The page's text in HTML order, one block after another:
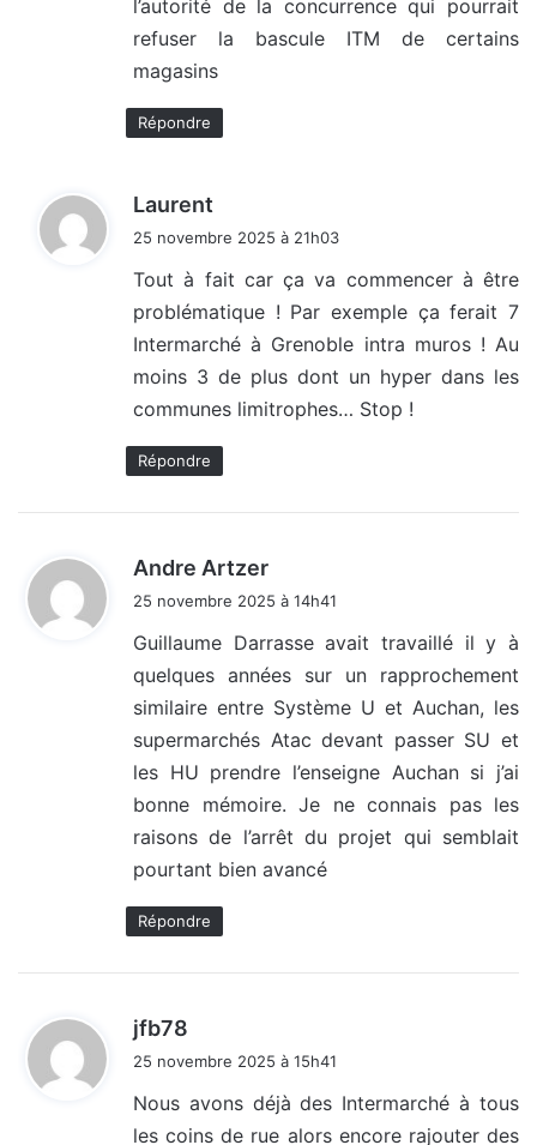
l’autorité de la concurrence qui pourrait
refuser la bascule ITM de certains
magasins
Répondre
Laurent
:
25 novembre 2025 à 21h03
Tout à fait car ça va commencer à être
problématique ! Par exemple ça ferait 7
Intermarché à Grenoble intra muros ! Au
moins 3 de plus dont un hyper dans les
communes limitrophes… Stop !
Répondre
Andre Artzer
:
25 novembre 2025 à 14h41
Guillaume Darrasse avait travaillé il y à
quelques années sur un rapprochement
similaire entre Système U et Auchan, les
supermarchés Atac devant passer SU et
les HU prendre l’enseigne Auchan si j’ai
bonne mémoire. Je ne connais pas les
raisons de l’arrêt du projet qui semblait
pourtant bien avancé
Répondre
jfb78
:
25 novembre 2025 à 15h41
Nous avons déjà des Intermarché à tous
les coins de rue alors encore rajouter des